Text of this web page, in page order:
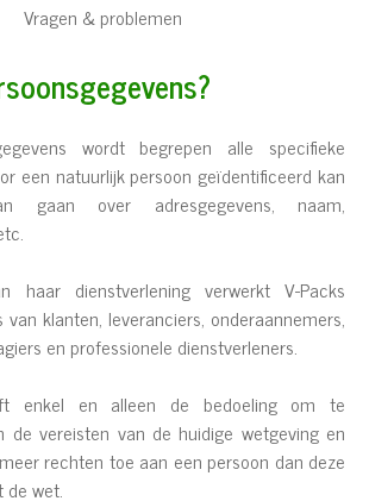
Vragen & problemen
wordt begrepen alle specifieke
een natuurlijk persoon geïdentificeerd kan
gaan over adresgegevens, naam,
dienstverlening verwerkt V-Packs
van klanten, leveranciers, onderaannemers,
en professionele dienstverleners.
enkel en alleen de bedoeling om te
de vereisten van de huidige wetgeving en
rechten toe aan een persoon dan deze
de wet.